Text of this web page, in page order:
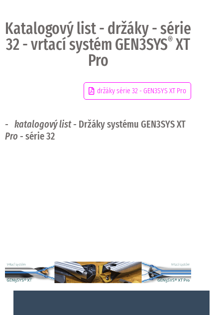
Katalogový list - držáky - série
32 - vrtací systém GEN3SYS® XT
Pro
držáky série 32 - GEN3SYS XT Pro
- katalogový list- Držáky systému GEN3SYS XT
Pro - série 32